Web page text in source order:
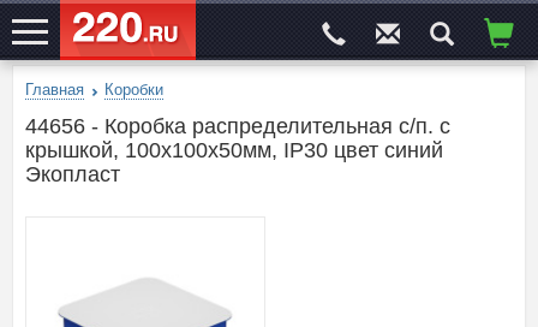
ЭЛЕКТРОСАЙТ№1
Главная Коробки
44656 - Коробка распределительная c/п. с
крышкой, 100х100х50мм, IP30 цвет синий
Экопласт